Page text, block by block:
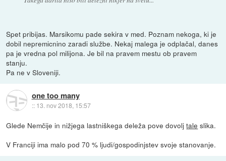
Spet pribijas. Marsikomu pade sekira v med. Poznam nekoga, ki je
dobil nepremicnino zaradi službe. Nekaj malega je odplačal, danes
pa je vredna pol milijona. Je bil na pravem mestu ob pravem
stanju.
Pa ne v Sloveniji.
one too many
:: 13. nov 2018, 15:57
Glede Nemčije in nižjega lastniškega deleža pove dovoljtale slika.
V Franciji ima malo pod 70 % ljudi/gospodinjstev svoje stanovanje.